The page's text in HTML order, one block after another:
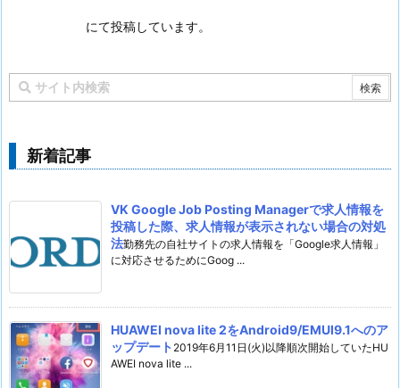
にて投稿しています。
新着記事
VK Google Job Posting Managerで求人情報を
投稿した際、求人情報が表示されない場合の対処
法勤務先の自社サイトの求人情報を「Google求人情報」
に対応させるためにGoog ...
HUAWEI nova lite 2をAndroid9/EMUI9.1へのア
ップデート 2019年6月11日(火)以降順次開始していたHU
AWEI nova lite ...